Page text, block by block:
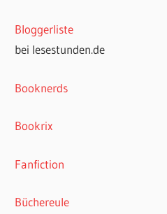
Bloggerliste
bei lesestunden.de
Booknerds
Bookrix
Fanfiction
Büchereule